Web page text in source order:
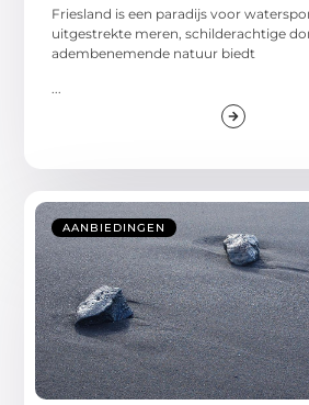
Friesland is een paradijs voor
uitgestrekte meren, schilderachtige
adembenemende natuur biedt
...
AANBIEDINGEN